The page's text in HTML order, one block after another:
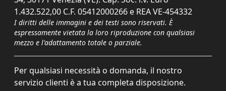
1.432.522,00 C.F. 05412000266 e REA VE-454332
I diritti delle immagini e dei testi sono riservati. È
espressamente vietata la loro riproduzione con qualsiasi
mezzo e l'adattamento totale o parziale.
Per qualsiasi necessità o domanda, il nostro
servizio clienti è a tua completa disposizione.